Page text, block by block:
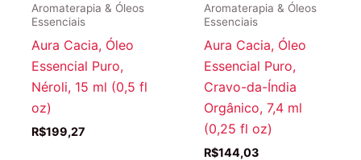
Aromaterapia & Óleos
Essenciais
Aura Cacia, Óleo
Essencial Puro,
Néroli, 15 ml (0,5 fl
oz)
R$199,27
Aromaterapia & Óleos
Essenciais
Aura Cacia, Óleo
Essencial Puro,
Cravo-da-Índia
Orgânico, 7,4 ml
(0,25 fl oz)
R$144,03